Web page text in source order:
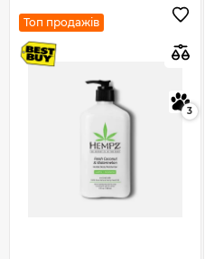
Топ продажів
3